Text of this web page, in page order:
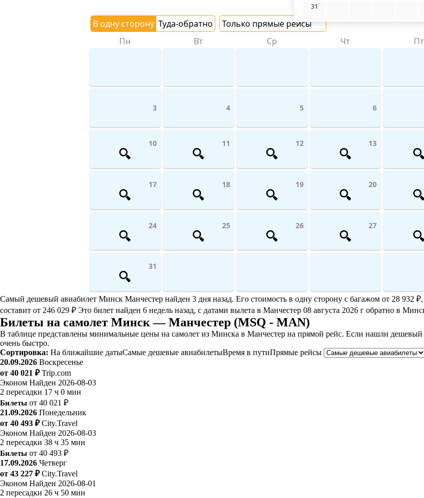
31
В одну сторону Туда-обратно Только прямые рейсы
Пн Вт Ср Чт Пт
3 4 5 6
10 11 12 13
17 18 19 20
24 25 26 27
31
Самый дешевый авиабилет Минск Манчестер найден 3 дня назад. Его стоимость в одну сторону с багажом от 28 932
составит от 246 029 ₽ Это билет найден 6 недель назад, с датами вылета в Манчестер 08 августа 2026 г обратно в
Билеты на самолет Минск — Манчестер (MSQ - MAN)
В таблице представлены минимальные цены на самолет из Минска в Манчестер на прямой рейс. Если нашли дешевый
очень быстро.
Сортировка: На ближайшие датыСамые дешевые авиабилетыВремя в путиПрямые рейсы
20.09.2026 Воскресенье
от 40 021 ₽ Trip.com
Эконом Найден 2026-08-03
2 пересадки 17 ч 0 мин
Билеты от 40 021 ₽
21.09.2026 Понедельник
от 40 493 ₽ City.Travel
Эконом Найден 2026-08-03
2 пересадки 38 ч 35 мин
Билеты от 40 493 ₽
17.09.2026 Четверг
от 43 227 ₽ City.Travel
Эконом Найден 2026-08-01
2 пересадки 26 ч 50 мин